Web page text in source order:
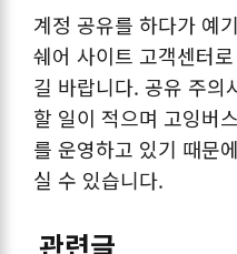
계정 공유를 하다가 예
쉐어 사이트 고객센터
길 바랍니다. 공유 주의
할 일이 적으며 고잉버
를 운영하고 있기 때문
실 수 있습니다.
관련글